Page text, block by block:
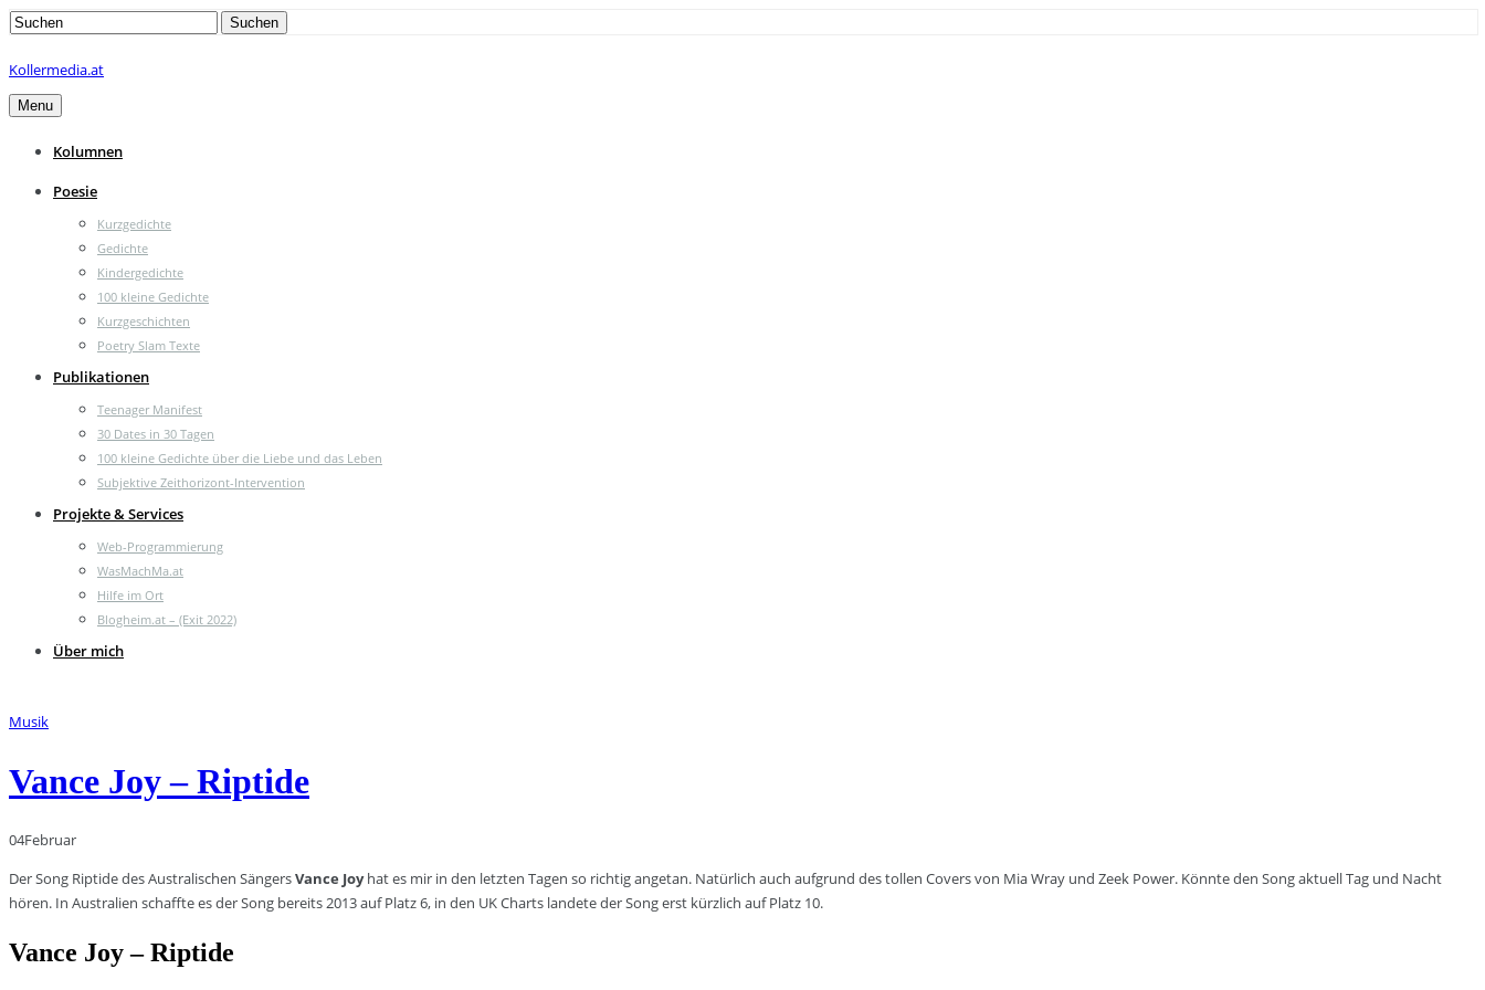
Search
Suchen
Kollermedia.at
Menu
Kolumnen
Poesie
Kurzgedichte
Gedichte
Kindergedichte
100 kleine Gedichte
Kurzgeschichten
Poetry Slam Texte
Publikationen
Teenager Manifest
30 Dates in 30 Tagen
100 kleine Gedichte über die Liebe und das Leben
Subjektive Zeithorizont-Intervention
Projekte & Services
Web-Programmierung
WasMachMa.at
Hilfe im Ort
Blogheim.at – (Exit 2022)
Über mich
Musik
Vance Joy – Riptide
04Februar
Der Song Riptide des Australischen SängersVance Joyhat es mir in den letzten Tagen so richtig angetan. Natürlich auch aufgrund des tollen Covers von Mia Wray und Zeek Power. Könnte den Song aktuell Tag und Nacht
hören. In Australien schaffte es der Song bereits 2013 auf Platz 6, in den UK Charts landete der Song erst kürzlich auf Platz 10.
Vance Joy – Riptide